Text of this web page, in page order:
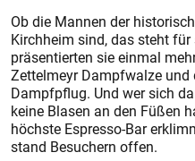
Ob die Mannen der
Kirchheim sind, das steht
präsentierten sie einmal
Zettelmeyr Dampfwalze
Dampfpflug. Und wer sich
keine Blasen an den Füßen
höchste Espresso-Bar
stand Besuchern offen.